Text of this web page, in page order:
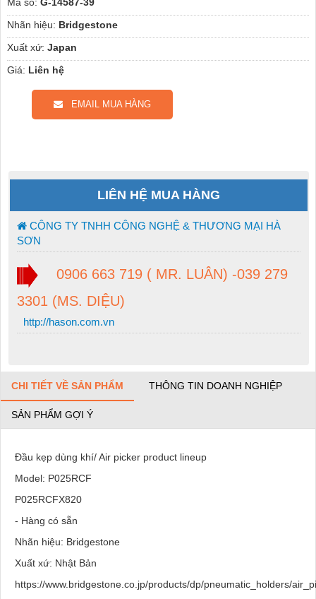
Nhãn hiệu: Bridgestone
Xuất xứ: Japan
Giá: Liên hệ
EMAIL MUA HÀNG
LIÊN HỆ MUA HÀNG
CÔNG TY TNHH CÔNG NGHỆ & THƯƠNG MẠI HÀ
SƠN
0906 663 719 ( MR. LUÂN) -039 279
3301 (MS. DIỆU)
http://hason.com.vn
CHI TIẾT VỀ SẢN PHẨM THÔNG TIN DOANH NGHIỆP
SẢN PHẨM GỢI Ý
Đầu kẹp dùng khí/ Air picker product lineup
Model: P025RCF
P025RCFX820
- Hàng có sẵn
Nhãn hiệu: Bridgestone
Xuất xứ: Nhật Bản
https://www.bridgestone.co.jp/products/dp/pneumatic_holders/